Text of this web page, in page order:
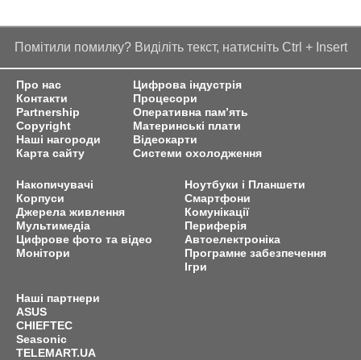
Помітили помилку? Виділіть текст, натисніть Ctrl + Insert
Про нас
Контакти
Partnership
Copyright
Наші нагороди
Карта сайту
Цифрова індустрія
Процесори
Оперативна пам’ять
Материнські плати
Відеокарти
Системи охолодження
Накопичувачі
Корпуси
Джерела живлення
Мультимедіа
Цифрове фото та відео
Монітори
Ноутбуки і Планшети
Смартфони
Комунікації
Периферія
Автоелектроніка
Програмне забезпечення
Ігри
Наші партнери
ASUS
CHIEFTEC
Seasonic
TELEMART.UA